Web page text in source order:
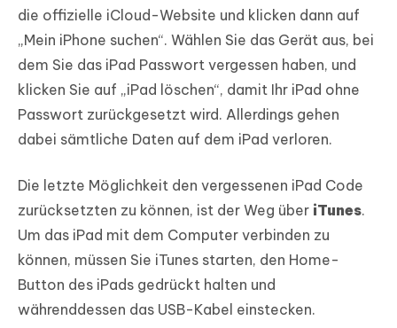
die offizielle iCloud-Website und klicken dann auf
„Mein iPhone suchen“. Wählen Sie das Gerät aus, bei
dem Sie das iPad Passwort vergessen haben, und
klicken Sie auf „iPad löschen“, damit Ihr iPad ohne
Passwort zurückgesetzt wird. Allerdings gehen
dabei sämtliche Daten auf dem iPad verloren.
Die letzte Möglichkeit den vergessenen iPad Code
zurücksetzten zu können, ist der Weg über iTunes.
Um das iPad mit dem Computer verbinden zu
können, müssen Sie iTunes starten, den Home-
Button des iPads gedrückt halten und
währenddessen das USB-Kabel einstecken.